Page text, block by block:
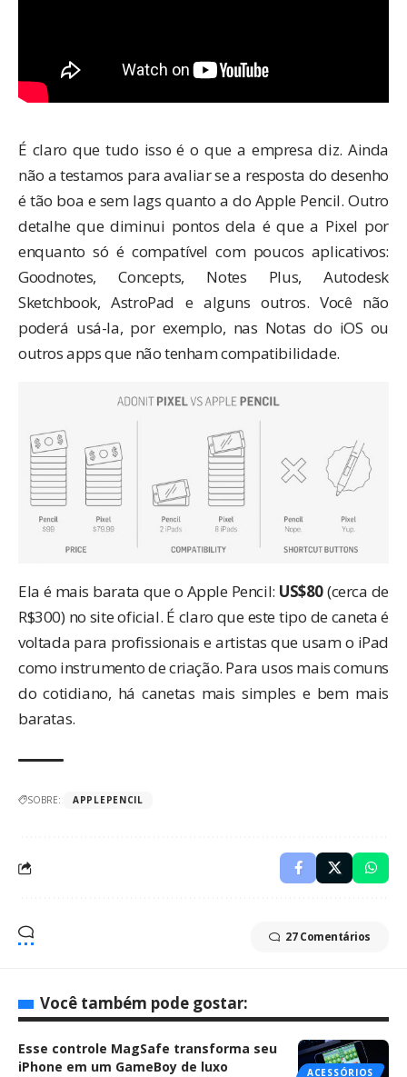
É claro que tudo isso é o que a empresa diz. Ainda
não a testamos para avaliar se a resposta do desenho
é tão boa e sem lags quanto a do Apple Pencil. Outro
detalhe que diminui pontos dela é que a Pixel por
enquanto só é compatível com poucos aplicativos:
Goodnotes,Concepts, Notes Plus,Autodesk
Sketchbook,AstroPad e alguns outros. Você não
poderá usá-la, por exemplo, nas Notas do iOS ou
outros apps que não tenham compatibilidade.
Ela é mais barata que o Apple Pencil: US$80(cerca de
R$300) no site oficial. É claro que este tipo de caneta é
voltada para profissionais e artistas que usam o iPad
como instrumento de criação. Para usos mais comuns
do cotidiano, hácanetas mais simples e bem mais
baratas.
SOBRE: APPLEPENCIL
27 Comentários
Você também pode gostar:
ACESSÓRIOS
Esse controle MagSafe transforma seu
iPhone em um GameBoy de luxo